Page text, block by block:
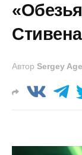
Автор Sergey